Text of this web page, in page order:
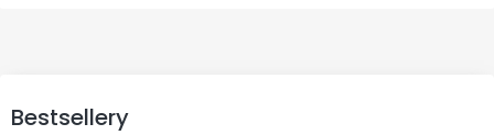
Bestsellery